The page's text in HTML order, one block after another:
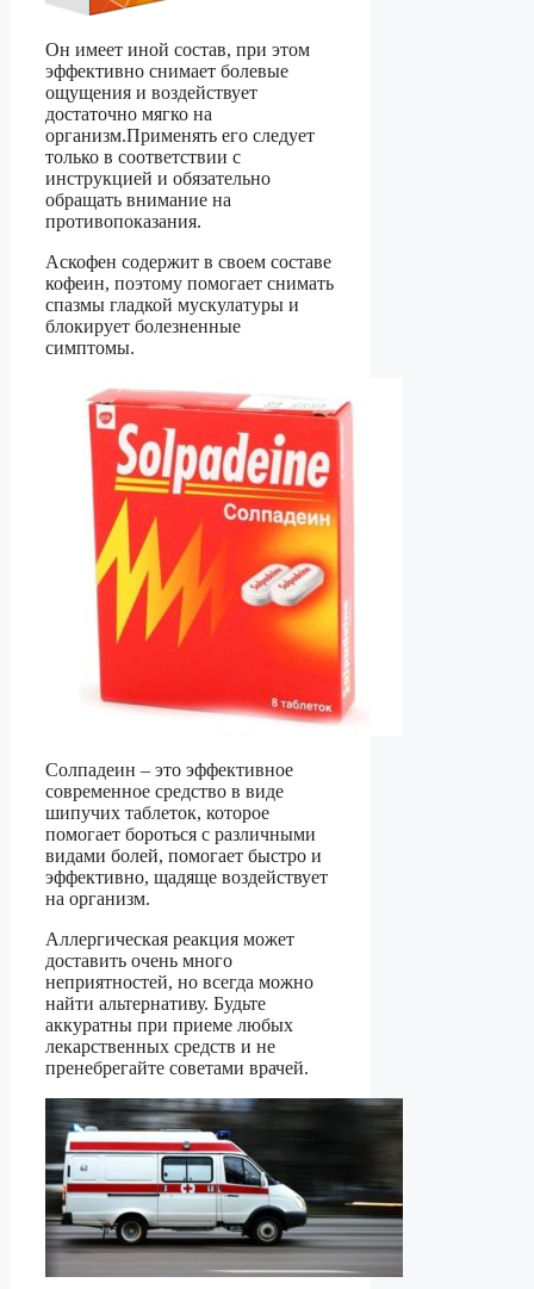
Он имеет иной состав, при этом
эффективно снимает болевые
ощущения и воздействует
достаточно мягко на
организм.Применять его следует
только в соответствии с
инструкцией и обязательно
обращать внимание на
противопоказания.
Аскофен содержит в своем составе
кофеин, поэтому помогает снимать
спазмы гладкой мускулатуры и
блокирует болезненные
симптомы.
Солпадеин – это эффективное
современное средство в виде
шипучих таблеток, которое
помогает бороться с различными
видами болей, помогает быстро и
эффективно, щадяще воздействует
на организм.
Аллергическая реакция может
доставить очень много
неприятностей, но всегда можно
найти альтернативу. Будьте
аккуратны при приеме любых
лекарственных средств и не
пренебрегайте советами врачей.